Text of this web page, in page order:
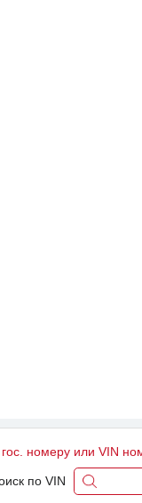
гос. номеру или VIN
по VIN